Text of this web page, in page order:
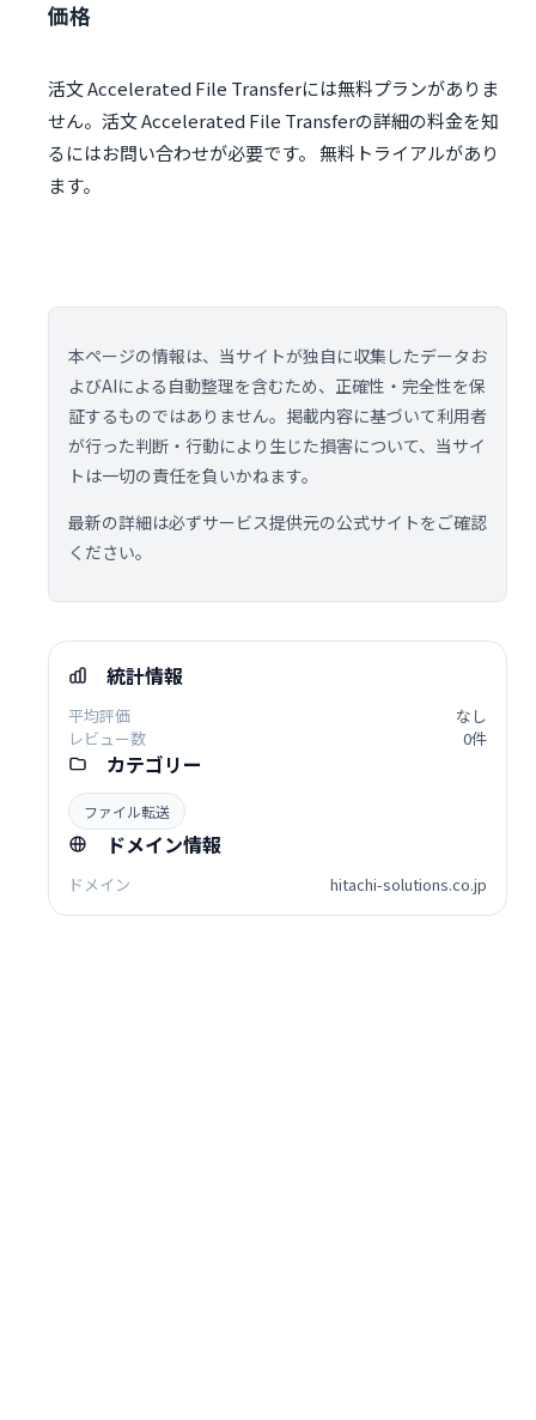
価格
活文 Accelerated File Transferには無料プランがありま
せん。活文 Accelerated File Transferの詳細の料金を知
るにはお問い合わせが必要です。 無料トライアルがあり
ます。
本ページの情報は、当サイトが独自に収集したデータお
よびAIによる自動整理を含むため、正確性・完全性を保
証するものではありません。掲載内容に基づいて利用者
が行った判断・行動により生じた損害について、当サイ
トは一切の責任を負いかねます。
最新の詳細は必ずサービス提供元の公式サイトをご確認
ください。
統計情報
平均評価
なし
レビュー数
0件
カテゴリー
ファイル転送
ドメイン情報
ドメイン hitachi-solutions.co.jp